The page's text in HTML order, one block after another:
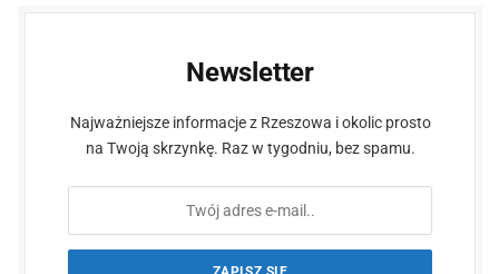
Newsletter
Najważniejsze informacje z Rzeszowa i okolic prosto
na Twoją skrzynkę. Raz w tygodniu, bez spamu.